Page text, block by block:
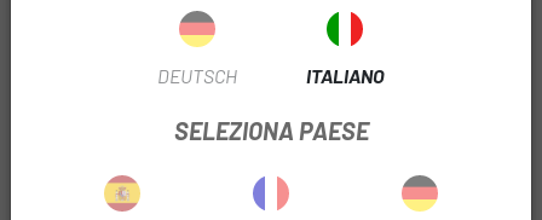
2017 EPIC FSR COMP CARBON
2017 EPIC FSR COMP CARBON WC TORCH
2017 EPIC FSR EXPERT CARBON WC
2017 EPIC FSR PRO CARBON WC
2017 EPIC FSR SW CARBON DI2
2017 EPIC FSR SW CARBON FRM
DEUTSCH ITALIANO
SELEZIONA PAESE